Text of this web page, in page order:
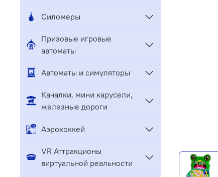
Силомеры
Призовые игровые
автоматы
Автоматы и симуляторы
Качалки, мини карусели,
железные дороги
Аэрохоккей
VR Аттракционы
виртуальной реальности